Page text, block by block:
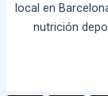
local en
nutrición